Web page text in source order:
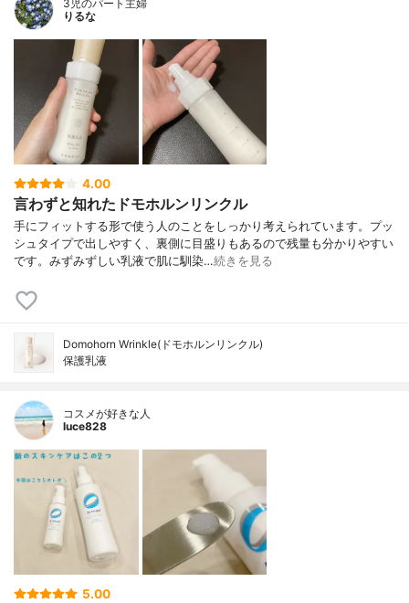
3児のパート主婦
りるな
4.00
言わずと知れたドモホルンリンクル
手にフィットする形で使う人のことをしっかり考えられています。プッ
シュタイプで出しやすく、裏側に目盛りもあるので残量も分かりやすい
です。みずみずしい乳液で肌に馴染…続きを見る
Domohorn Wrinkle(ドモホルンリンクル)
保護乳液
コスメが好きな人
luce828
5.00